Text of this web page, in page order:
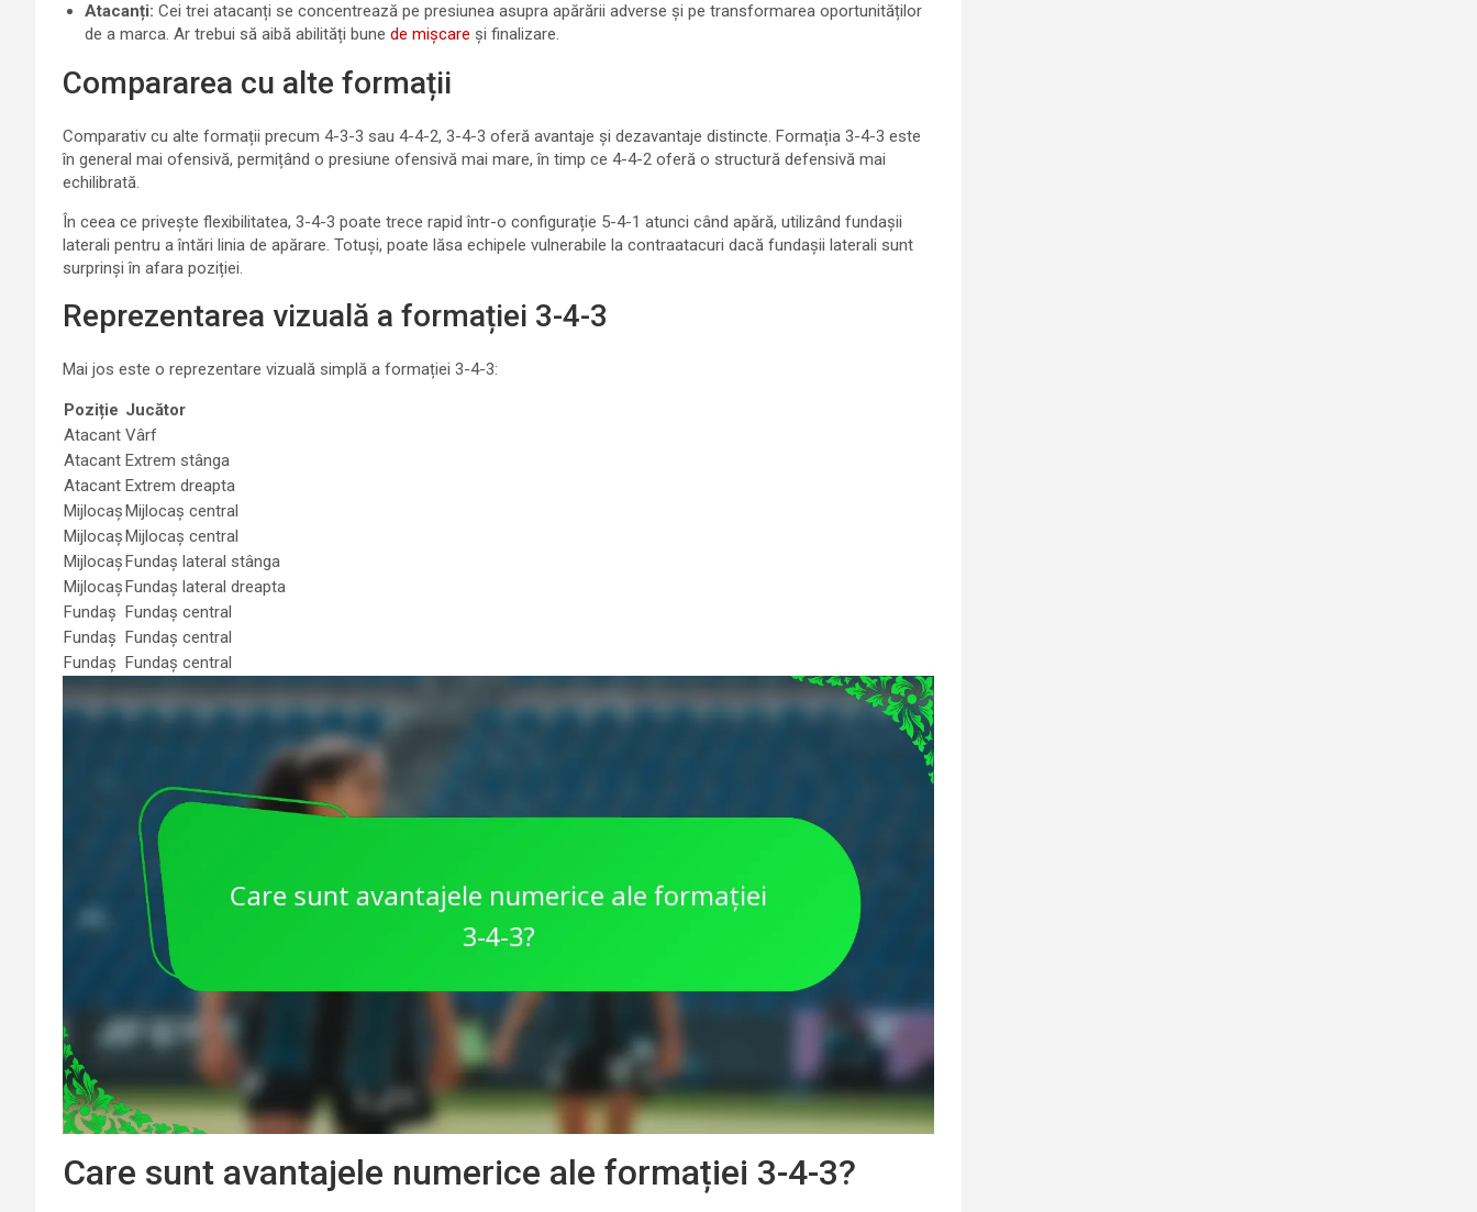
Atacanți: Cei trei atacanți se concentrează pe presiunea asupra apărării adverse și pe transformarea oportunităților
de a marca. Ar trebui să aibă abilități bune de mișcare și finalizare.
Compararea cu alte formații
Comparativ cu alte formații precum 4-3-3 sau 4-4-2, 3-4-3 oferă avantaje și dezavantaje distincte. Formația 3-4-3 este
în general mai ofensivă, permițând o presiune ofensivă mai mare, în timp ce 4-4-2 oferă o structură defensivă mai
echilibrată.
În ceea ce privește flexibilitatea, 3-4-3 poate trece rapid într-o configurație 5-4-1 atunci când apără, utilizând fundașii
laterali pentru a întări linia de apărare. Totuși, poate lăsa echipele vulnerabile la contraatacuri dacă fundașii laterali sunt
surprinși în afara poziției.
Reprezentarea vizuală a formației 3-4-3
Mai jos este o reprezentare vizuală simplă a formației 3-4-3:
Poziție Jucător
Atacant Vârf
Atacant Extrem stânga
Atacant Extrem dreapta
Mijlocaș Mijlocaș central
Mijlocaș Mijlocaș central
Mijlocaș Fundaș lateral stânga
Mijlocaș Fundaș lateral dreapta
Fundaș
Fundaș central
Fundaș
Fundaș central
Fundaș
Fundaș central
Care sunt avantajele numerice ale formației 3-4-3?